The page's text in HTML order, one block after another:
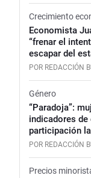
Crecimiento
Economista
“frenar el
escapar del
POR REDACCIÓN
Género
“Paradoja”:
indicadores
participación
POR REDACCIÓN
Precios